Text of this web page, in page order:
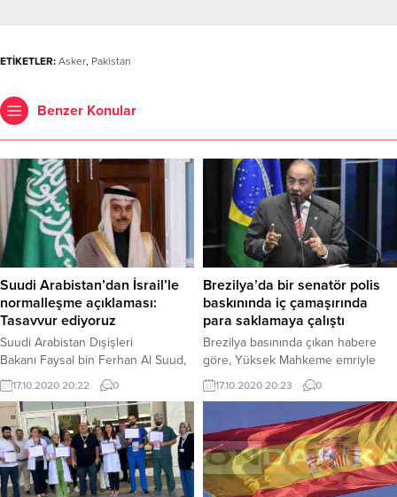
ETİKETLER: Asker, Pakistan
Benzer Konular
Suudi Arabistan’dan İsrail’le
normalleşme açıklaması:
Tasavvur ediyoruz
Suudi Arabistan Dışişleri
Bakanı Faysal bin Ferhan Al Suud,
yolun sonunda İsrail'le
normalleşmenin olacağını bildirdi.
17.10.2020 20:22 0
Brezilya’da bir senatör polis
baskınında iç çamaşırında
para saklamaya çalıştı
Brezilya basınında çıkan habere
göre, Yüksek Mahkeme emriyle
yeni tip corona virüs (Covid-19)
salgınına karşı kullanılması gereken
20 milyon real (yaklaşık 3,5 milyon
dolar) bütçenin usulsüz kullanımına
yönelik soruşturma kapsamında
Rodrigues'in Roriama eyaletindeki
evine baskın düzenlendi.
17.10.2020 20:23 0